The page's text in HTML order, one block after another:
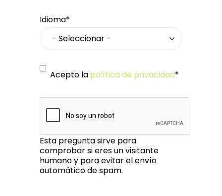
Idioma*
Acepto la política de privacidad*
Esta pregunta sirve para
comprobar si eres un visitante
humano y para evitar el envío
automático de spam.